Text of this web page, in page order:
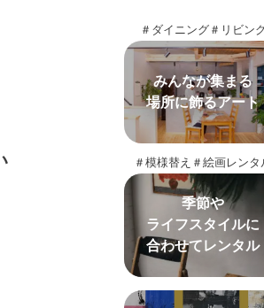
＃ダイニング＃リビン
みんなが集まる
場所に飾るアート
＃模様替え ＃絵画レンタ
季節や
ライフスタイルに
合わせてレンタル